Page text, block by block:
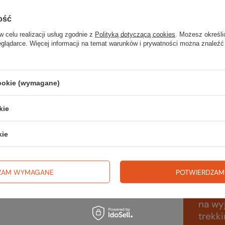
sprzętu;
głównej na pół;
na
celu realizacji usług zgodnie z Polityką dotyczącą cookies . Możesz
Więcej informacji na temat warunków i prywatności można
(wymagane)
WYMAGANE